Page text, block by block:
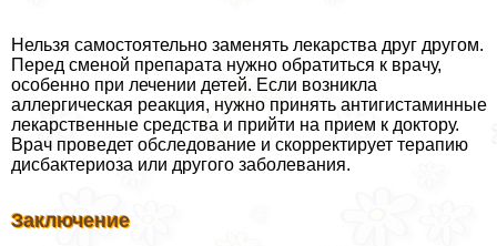
Нельзя самостоятельно заменять лекарства друг другом.
Перед сменой препарата нужно обратиться к врачу,
особенно при лечении детей. Если возникла
аллергическая реакция, нужно принять антигистаминные
лекарственные средства и прийти на прием к доктору.
Врач проведет обследование и скорректирует терапию
дисбактериоза или другого заболевания.
Заключение